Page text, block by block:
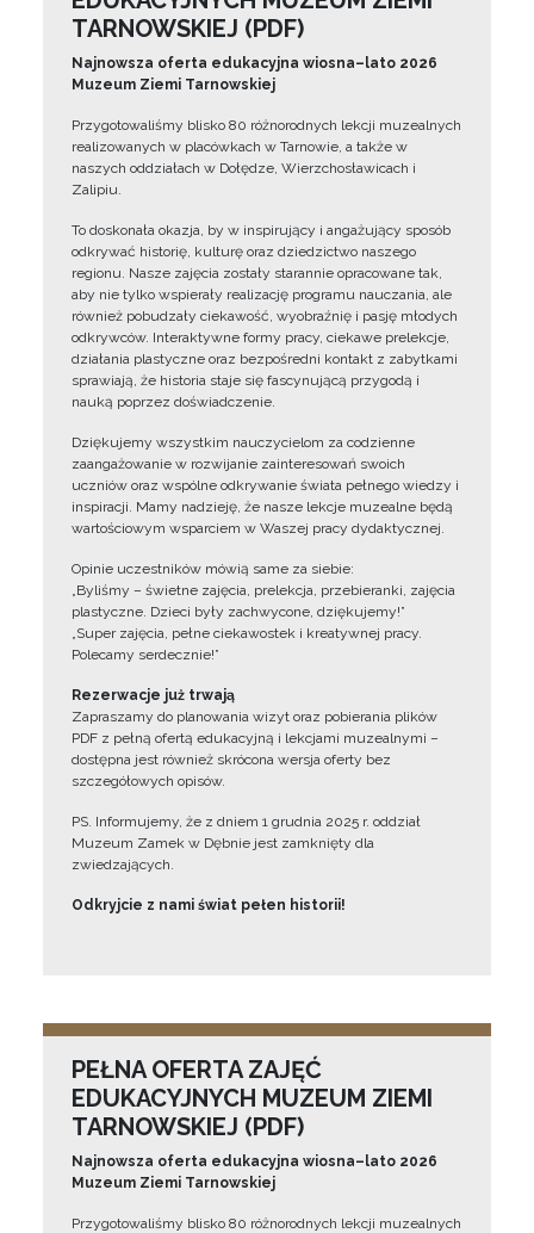
TARNOWSKIEJ (PDF)
Najnowsza oferta edukacyjna wiosna–lato 2026
Muzeum Ziemi Tarnowskiej
Przygotowaliśmy blisko 80 różnorodnych lekcji muzealnych
realizowanych w placówkach w Tarnowie, a także w
naszych oddziałach w Dołędze, Wierzchosławicach i
Zalipiu.
To doskonała okazja, by w inspirujący i angażujący sposób
odkrywać historię, kulturę oraz dziedzictwo naszego
regionu. Nasze zajęcia zostały starannie opracowane tak,
aby nie tylko wspierały realizację programu nauczania, ale
również pobudzały ciekawość, wyobraźnię i pasję młodych
odkrywców. Interaktywne formy pracy, ciekawe prelekcje,
działania plastyczne oraz bezpośredni kontakt z zabytkami
sprawiają, że historia staje się fascynującą przygodą i
nauką poprzez doświadczenie.
Dziękujemy wszystkim nauczycielom za codzienne
zaangażowanie w rozwijanie zainteresowań swoich
uczniów oraz wspólne odkrywanie świata pełnego wiedzy i
inspiracji. Mamy nadzieję, że nasze lekcje muzealne będą
wartościowym wsparciem w Waszej pracy dydaktycznej.
Opinie uczestników mówią same za siebie:
„Byliśmy – świetne zajęcia, prelekcja, przebieranki, zajęcia
plastyczne. Dzieci były zachwycone, dziękujemy!”
„Super zajęcia, pełne ciekawostek i kreatywnej pracy.
Polecamy serdecznie!”
Rezerwacje już trwają
Zapraszamy do planowania wizyt oraz pobierania plików
PDF z pełną ofertą edukacyjną i lekcjami muzealnymi –
dostępna jest również skrócona wersja oferty bez
szczegółowych opisów.
PS. Informujemy, że z dniem 1 grudnia 2025 r. oddział
Muzeum Zamek w Dębnie jest zamknięty dla
zwiedzających.
Odkryjcie z nami świat pełen historii!
PEŁNA OFERTA ZAJĘĆ
EDUKACYJNYCH MUZEUM ZIEMI
TARNOWSKIEJ (PDF)
Najnowsza oferta edukacyjna wiosna–lato 2026
Muzeum Ziemi Tarnowskiej
Przygotowaliśmy blisko 80 różnorodnych lekcji muzealnych